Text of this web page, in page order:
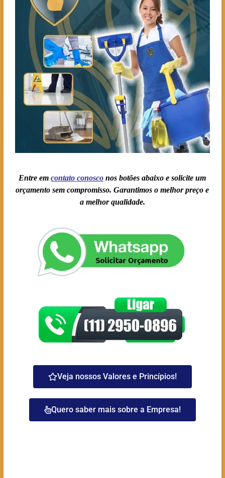
Entre emcontato conosco nos botões abaixo e solicite um
orçamento sem compromisso. Garantimos o melhor preço e
a melhor qualidade.
Veja nossos Valores e Princípios!
Quero saber mais sobre a Empresa!